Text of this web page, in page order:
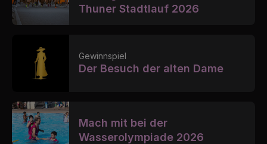
Thuner Stadtlauf 2026
Gewinnspiel
Der Besuch der alten Dame
Mach mit bei der
Wasserolympiade 2026